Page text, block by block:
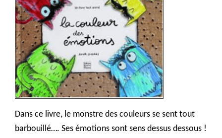
Dans ce livre, le monstre des couleurs se sent tout
barbouillé…. Ses émotions sont sens dessus dessous !